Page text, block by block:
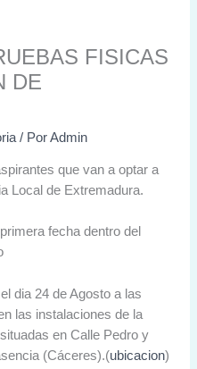
FISICAS
DE
/ PorAdmin
que van a optar a
Local de Extremadura.
fecha dentro del
dia 24 de Agosto a las
las instalaciones de la
en Calle Pedro y
(Cáceres).(ubicacion)